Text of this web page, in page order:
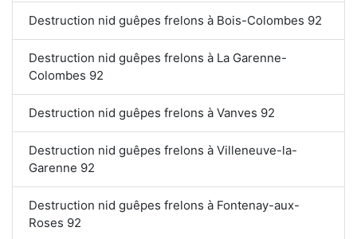
Destruction nid guêpes frelons à Bois-Colombes 92
Destruction nid guêpes frelons à La Garenne-
Colombes 92
Destruction nid guêpes frelons à Vanves 92
Destruction nid guêpes frelons à Villeneuve-la-
Garenne 92
Destruction nid guêpes frelons à Fontenay-aux-
Roses 92